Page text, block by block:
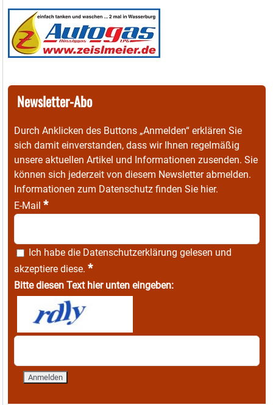
Newsletter-Abo
Durch Anklicken des Buttons „Anmelden“ erklären Sie
sich damit einverstanden, dass wir Ihnen regelmäßig
unsere aktuellen Artikel und Informationen zusenden. Sie
können sich jederzeit von diesem Newsletter abmelden.
Informationen zum Datenschutz finden Sie hier.
E-Mail *
Ich habe die Datenschutzerklärung gelesen und
akzeptiere diese. *
Bitte diesen Text hier unten eingeben: